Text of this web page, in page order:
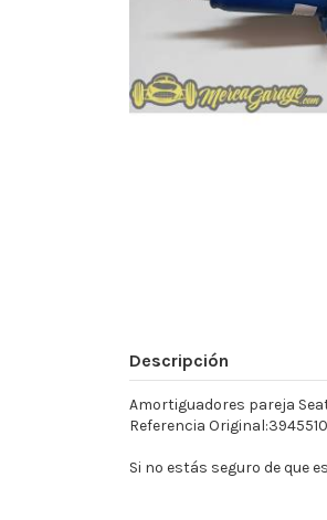
Descripción
Amortiguadores pareja
Referencia Original:3945510
Si no estás seguro de que